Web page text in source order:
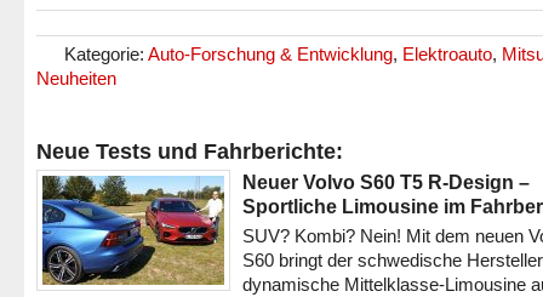
Kategorie: Auto-Forschung & Entwicklung, Elektroauto,
Neuheiten
Neue Tests und Fahrberichte:
Neuer Volvo S60 T5 R-Design –
Sportliche Limousine im
SUV? Kombi? Nein! Mit dem neuen
S60 bringt der schwedische
dynamische Mittelklasse-Limousine